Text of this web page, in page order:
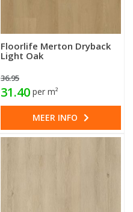
Floorlife Merton Dryback
Light Oak
36.95
31.40 per m²
MEER INFO